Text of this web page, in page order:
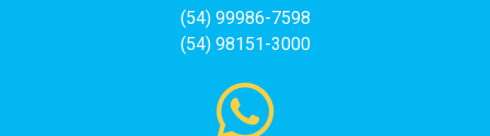
(54) 99986-7598
(54) 98151-3000